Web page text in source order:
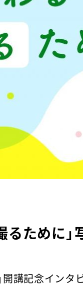
ために」
開講記念イン